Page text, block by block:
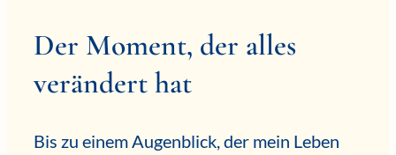
Der Moment, der alles
verändert hat
Bis zu einem Augenblick, der mein Leben